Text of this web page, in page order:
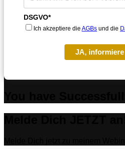
DSGVO*
Ich akzeptiere die AGBs und die
JA,